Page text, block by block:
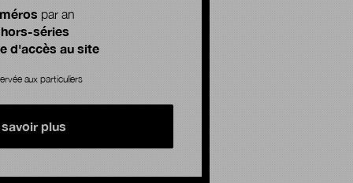
par an
séries
d'accès au site
aux particuliers
savoir plus